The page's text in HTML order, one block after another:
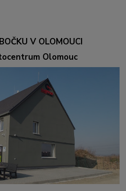
V OLOMOUCI
Olomouc